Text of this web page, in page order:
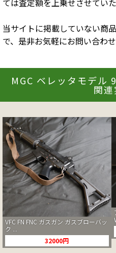
当サイトに掲載していない商
で、是非お気軽にお問い合わ
MGC ベレッタモデル
関
VFC FN FNC ガスガン ガスブローバッ
ク ...
32000円